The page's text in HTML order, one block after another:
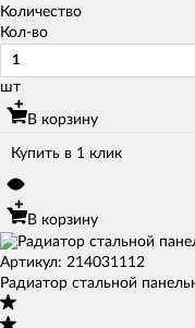
Количество
Кол-во
шт
В корзину
Купить в 1 клик
В корзину
Артикул: 214031112
Радиатор стальной